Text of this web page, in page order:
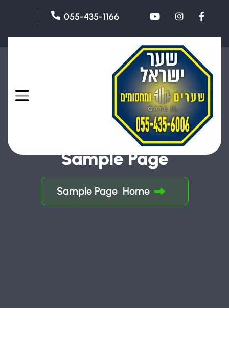
055-435-1166
Sample Page
Home
Sample Page